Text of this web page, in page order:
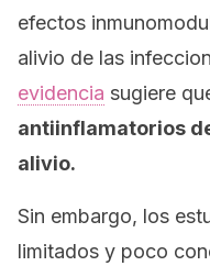
efectos
alivio de las
evidencia sugiere
antiinflamatorios
alivio.
Sin embargo, los
limitados y poco